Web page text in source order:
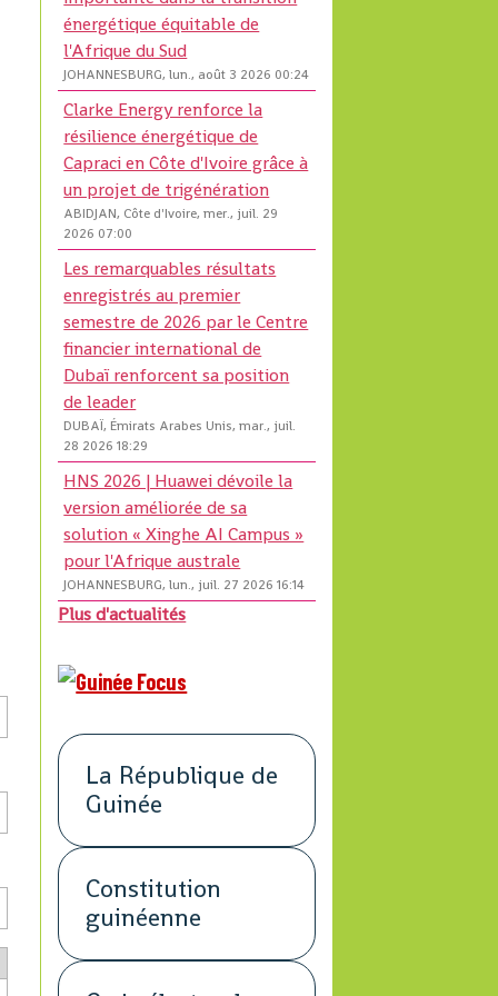
énergétique équitable de
l'Afrique du Sud
JOHANNESBURG, lun., août 3 2026 00:24
Clarke Energy renforce la
résilience énergétique de
Capraci en Côte d'Ivoire grâce à
un projet de trigénération
ABIDJAN, Côte d'Ivoire, mer., juil. 29
2026 07:00
Les remarquables résultats
enregistrés au premier
semestre de 2026 par le Centre
financier international de
Dubaï renforcent sa position
de leader
DUBAÏ, Émirats Arabes Unis, mar., juil.
28 2026 18:29
HNS 2026 | Huawei dévoile la
version améliorée de sa
solution « Xinghe AI Campus »
pour l'Afrique australe
JOHANNESBURG, lun., juil. 27 2026 16:14
Plus d'actualités
La République de
Guinée
Constitution
guinéenne